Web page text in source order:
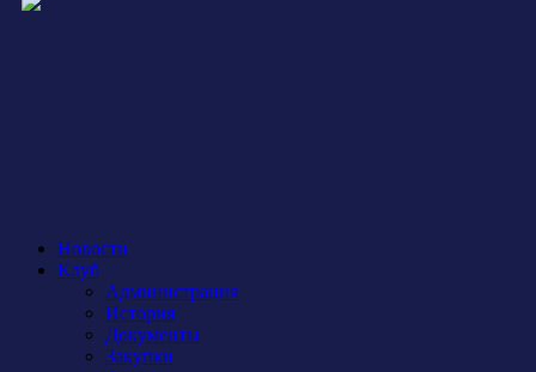
Новости
Клуб
Администрация
История
Документы
Закупки